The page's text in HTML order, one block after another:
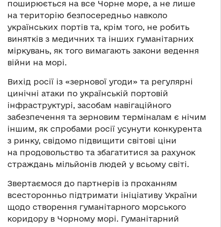
поширюється на все Чорне море, а не лише
на територію безпосередньо навколо
українських портів та, крім того, не робить
винятків з медичних та інших гуманітарних
міркувань, як того вимагають закони ведення
війни на морі.
Вихід росії із «зернової угоди» та регулярні
цинічні атаки по українській портовій
інфраструктурі, засобам навігаційного
забезпечення та зерновим терміналам є нічим
іншим, як спробами росії усунути конкурента
з ринку, свідомо підвищити світові ціни
на продовольство та збагатитися за рахунок
страждань мільйонів людей у всьому світі.
Звертаємося до партнерів із проханням
всесторонньо підтримати ініціативу України
щодо створення гуманітарного морського
коридору в Чорному морі. Гуманітарний